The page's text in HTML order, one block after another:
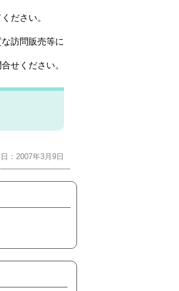
ださい。
訪問販売等に
せください。
：2007年3月9日